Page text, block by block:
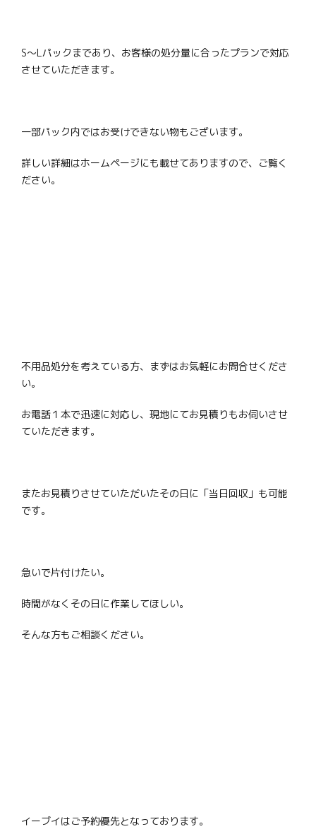
S～Lパックまであり、お客様の処分量に合ったプランで対応
させていただきます。
一部パック内ではお受けできない物もございます。
詳しい詳細はホームページにも載せてありますので、ご覧く
ださい。
不用品処分を考えている方、まずはお気軽にお問合せくださ
い。
お電話１本で迅速に対応し、現地にてお見積りもお伺いさせ
ていただきます。
またお見積りさせていただいたその日に「当日回収」も可能
です。
急いで片付けたい。
時間がなくその日に作業してほしい。
そんな方もご相談ください。
イーブイはご予約優先となっております。